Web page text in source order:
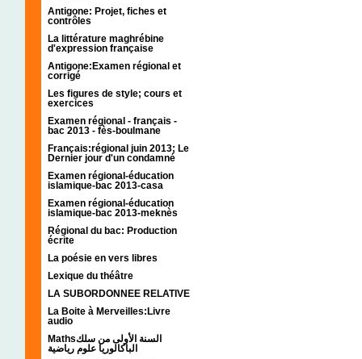
Antigone: Projet, fiches et
contrôles
La littérature maghrébine
d'expression française
Antigone:Examen régional et
corrigé
Les figures de style; cours et
exercices
Examen régional - français -
bac 2013 - fès-boulmane
Français:régional juin 2013; Le
Dernier jour d'un condamné
Examen régional-éducation
islamique-bac 2013-casa
Examen régional-éducation
islamique-bac 2013-meknès
Régional du bac: Production
écrite
La poésie en vers libres
Lexique du théâtre
LA SUBORDONNEE RELATIVE
La Boite à Merveilles:Livre
audio
Mathsالسنة الأولى من سلك
الباكالوريا علوم رياضية